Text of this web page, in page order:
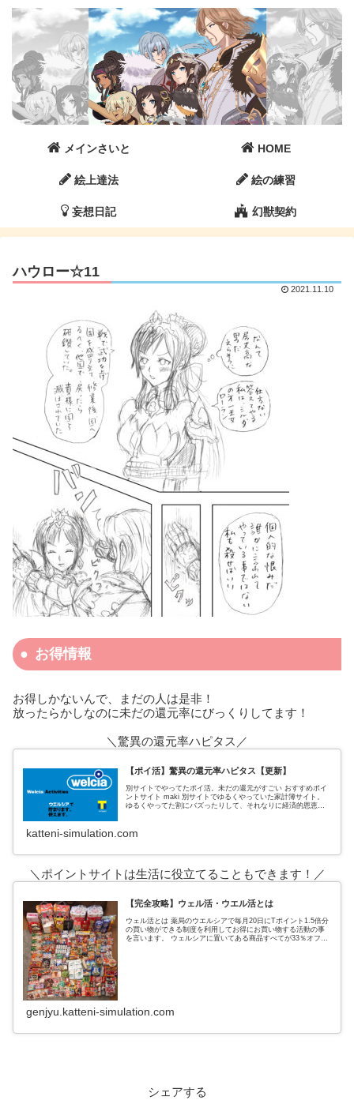
メインさいと HOME
絵上達法 絵の練習
妄想日記 幻獣契約
ハウロー☆11
2021.11.10
お得情報
お得しかないんで、まだの人は是非！
放ったらかしなのに未だの還元率にびっくりしてます！
＼驚異の還元率ハピタス／
【ポイ活】驚異の還元率ハピタス【更新】
別サイトでやってたポイ活。未だの還元がすごい おすすめポイ
ントサイト maki 別サイトでゆるくやっていた家計簿サイト。
ゆるくやってた割にバズったりして、それなりに経済的恩恵も
katteni-simulation.com
＼ポイントサイトは生活に役立てることもできます！／
【完全攻略】ウェル活・ウエル活とは
ウェル活とは 薬局のウエルシアで毎月20日にTポイント1.5倍分
の買い物ができる制度を利用してお得にお買い物する活動の事
を言います。 ウェルシアに置いてある商品すべてが33％オフに
genjyu.katteni-simulation.com
シェアする